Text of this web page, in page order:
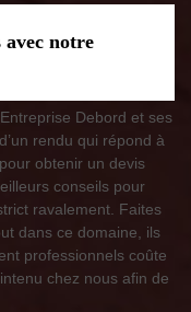
avec notre
Debord et ses
rendu qui répond à
obtenir un devis
conseils pour
ravalement. Faites
dans ce domaine, ils
professionnels coûte
chez nous afin de